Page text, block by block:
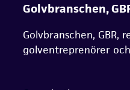
Golvbranschen,
Golvbranschen, GBR,
golventreprenörer